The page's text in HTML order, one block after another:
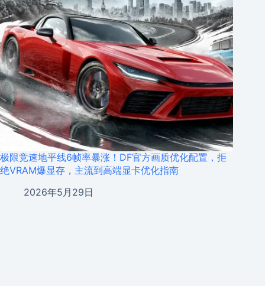
极限竞速地平线6帧率暴涨！DF官方画质优化配置，拒
绝VRAM爆显存，主流到高端显卡优化指南
2026年5月29日